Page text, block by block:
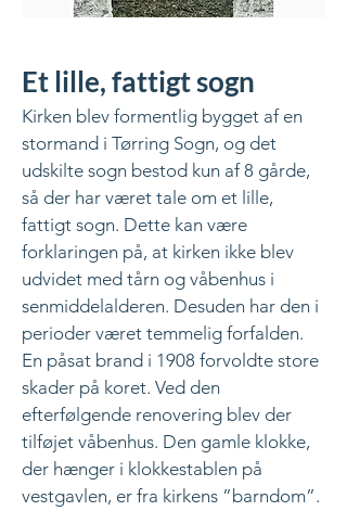
Et lille, fattigt sogn
Kirken blev formentlig bygget af en
stormand i Tørring Sogn, og det
udskilte sogn bestod kun af 8 gårde,
så der har været tale om et lille,
fattigt sogn. Dette kan være
forklaringen på, at kirken ikke blev
udvidet med tårn og våbenhus i
senmiddelalderen. Desuden har den i
perioder været temmelig forfalden.
En påsat brand i 1908 forvoldte store
skader på koret. Ved den
efterfølgende renovering blev der
tilføjet våbenhus. Den gamle klokke,
der hænger i klokkestablen på
vestgavlen, er fra kirkens ”barndom”.